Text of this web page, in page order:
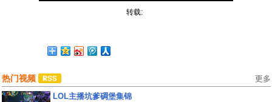
转载:
热门视频 更多
LOL主播坑爹碉堡集锦